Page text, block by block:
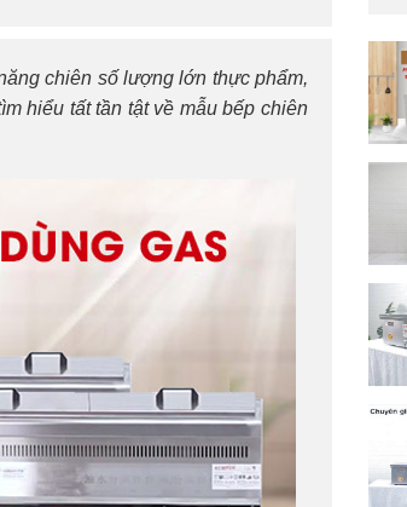
chiên số lượng lớn thực phẩm,
hiểu tất tần tật về mẫu bếp chiên